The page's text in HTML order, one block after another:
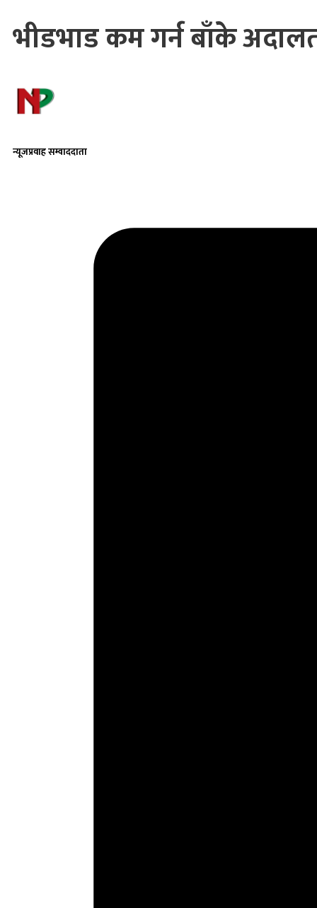
भीडभाड कम गर्न बाँके
न्यूजप्रवाह सम्वाददाता